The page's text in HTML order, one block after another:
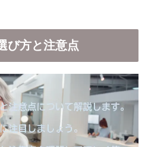
び方と注意点